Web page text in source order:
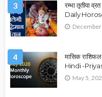
3
रम्भा तृतीया
Daily
4
मासिक
Hindi -
May 5,